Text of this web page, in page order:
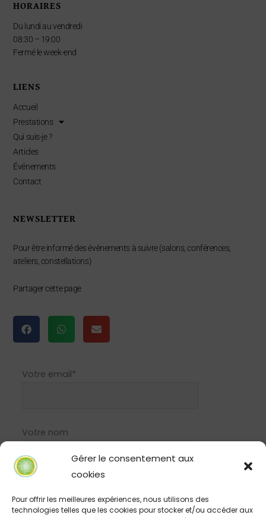
Gérer le consentement aux
cookies
Pour offrir les meilleures expériences, nous utilisons des
technologies telles que les cookies pour stocker et/ou accéder aux
HORAIRES
Du lundi au vendredi
08:30 – 19:00
Fermé le week-end
LIENS
Accueil
Prestations
Qui suis-je ?
Articles
Événements
Contact
NEWSLETTER
Pour être informé des évènements à suivre (salons, conférences,
ateliers, constellations)
Partager cette page
Votre email*
Votre nom